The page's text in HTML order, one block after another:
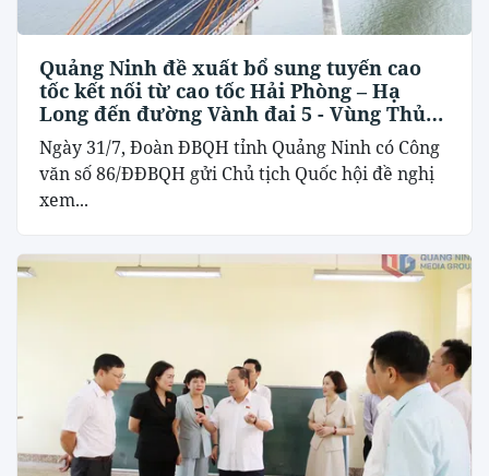
Quảng Ninh đề xuất bổ sung tuyến cao
tốc kết nối từ cao tốc Hải Phòng – Hạ
Long đến đường Vành đai 5 - Vùng Thủ
đô Hà Nội
Ngày 31/7, Đoàn ĐBQH tỉnh Quảng Ninh có Công
văn số 86/ĐĐBQH gửi Chủ tịch Quốc hội đề nghị
xem...